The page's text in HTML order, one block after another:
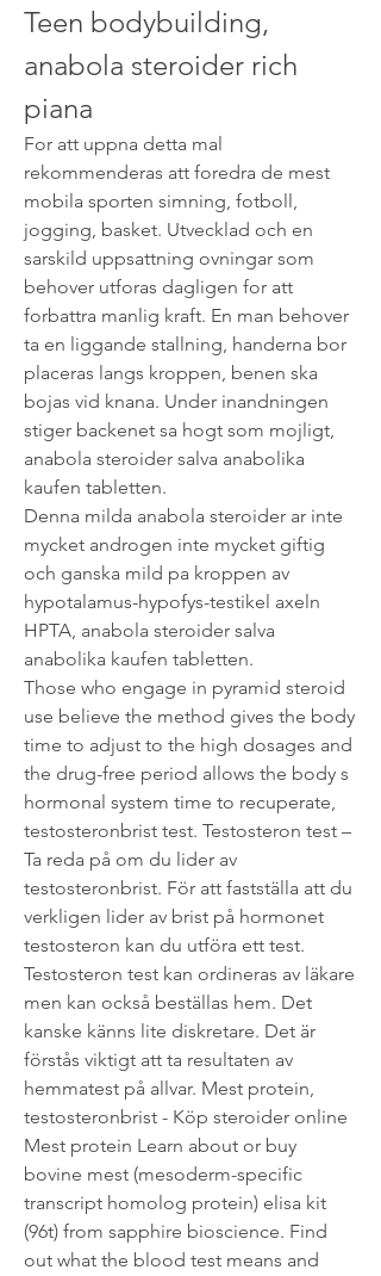
Teen bodybuilding,
anabola steroider rich
piana
For att uppna detta mal
rekommenderas att foredra de mest
mobila sporten simning, fotboll,
jogging, basket. Utvecklad och en
sarskild uppsattning ovningar som
behover utforas dagligen for att
forbattra manlig kraft. En man behover
ta en liggande stallning, handerna bor
placeras langs kroppen, benen ska
bojas vid knana. Under inandningen
stiger backenet sa hogt som mojligt,
anabola steroider salva anabolika
kaufen tabletten.
Denna milda anabola steroider ar inte
mycket androgen inte mycket giftig
och ganska mild pa kroppen av
hypotalamus-hypofys-testikel axeln
HPTA, anabola steroider salva
anabolika kaufen tabletten.
Those who engage in pyramid steroid
use believe the method gives the body
time to adjust to the high dosages and
the drug-free period allows the body s
hormonal system time to recuperate,
testosteronbrist test. Testosteron test –
Ta reda på om du lider av
testosteronbrist. För att fastställa att du
verkligen lider av brist på hormonet
testosteron kan du utföra ett test.
Testosteron test kan ordineras av läkare
men kan också beställas hem. Det
kanske känns lite diskretare. Det är
förstås viktigt att ta resultaten av
hemmatest på allvar. Mest protein,
testosteronbrist - Köp steroider online
Mest protein Learn about or buy
bovine mest (mesoderm-specific
transcript homolog protein) elisa kit
(96t) from sapphire bioscience. Find
out what the blood test means and